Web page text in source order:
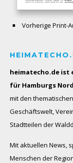
Vorherige Print-
heimatecho.de ist
für Hamburgs
mit den
Geschäftswelt,
Stadtteilen der
Mit aktuellen News,
Menschen der